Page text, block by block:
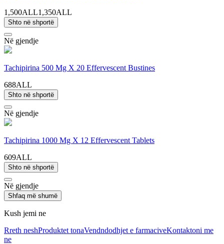
1,500ALL1,350ALL
Shto në shportë
Në gjendje
Tachipirina 500 Mg X 20 Effervescent Bustines
688ALL
Shto në shportë
Në gjendje
Tachipirina 1000 Mg X 12 Effervescent Tablets
609ALL
Shto në shportë
Në gjendje
Shfaq më shumë
Kush jemi ne
Rreth neshProduktet tonaVendndodhjet e farmaciveKontaktoni me
ne